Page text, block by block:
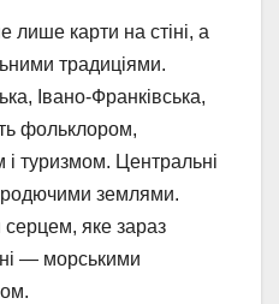
лише карти на стіні, а
традиціями.
Івано-Франківська,
фольклором,
і туризмом. Центральні
землями.
яке зараз
— морськими